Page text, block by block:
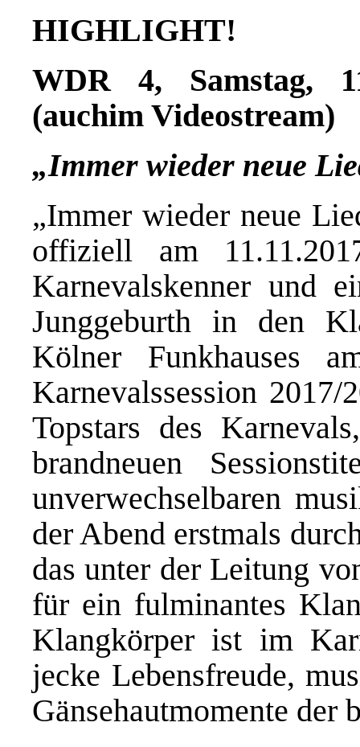
HIGHLIGHT!
WDR 4, Samstag,
(auchim Videostream)
„Immer wieder neue
„Immer wieder neue
offiziell am
Karnevalskenner und
Junggeburth in den
Kölner Funkhauses
Karnevalssession
Topstars des
brandneuen
unverwechselbaren
der Abend erstmals
das unter der Leitung
für ein fulminantes
Klangkörper ist im
jecke Lebensfreude,
Gänsehautmomente der